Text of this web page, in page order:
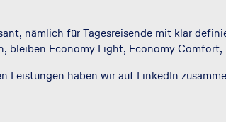
nämlich für Tagesreisende mit klar
Economy Light, Economy Comfort,
haben wir auf LinkedIn